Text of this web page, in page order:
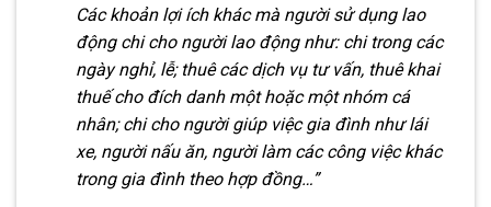
Các khoản lợi ích khác mà người sử dụng lao
động chicho người lao động như: chitrong các
ngày nghỉ, lễ; thuê các dịch vụ tư vấn, thuê khai
thuế cho đích danh một hoặc một nhóm cá
nhân; chicho người giúp việc gia đình như lái
xe, người nấu ăn, người làm các công việc khác
trong gia đình theo hợp đồng…”